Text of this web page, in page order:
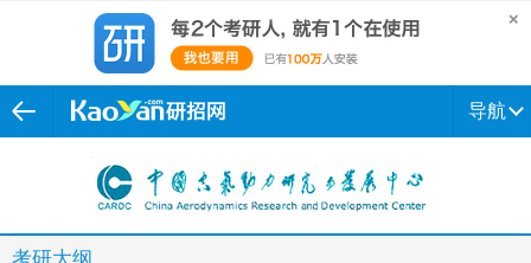
导航